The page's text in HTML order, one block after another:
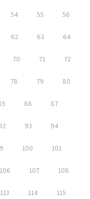
54 55 56
62 63 64
70 71 72
78 79 80
86 87
93 94
100 101
106 107 108
113 114 115